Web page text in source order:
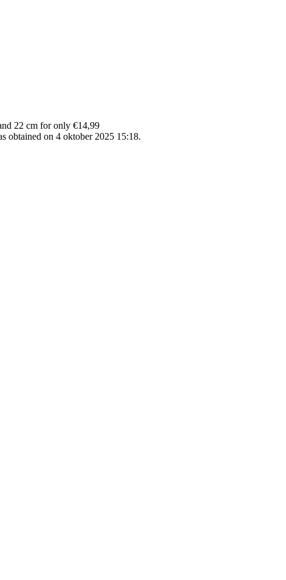
22 cm for only €14,99
obtained on 4 oktober 2025 15:18.